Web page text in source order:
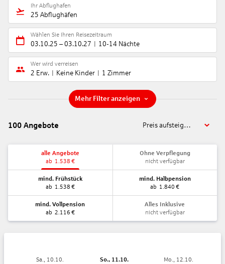
Ihr Abflughafen
25 Abflughäfen
Wählen Sie Ihren Reisezeitraum
03.10.25 – 03.10.27 10-14 Nächte
Wer wird verreisen
2 Erw. Keine Kinder 1 Zimmer
Mehr Filter anzeigen
100 Angebote Preis aufsteigend
alle Angebote
ab 1.538 €
Ohne Verpflegung
nicht verfügbar
mind. Frühstück
ab 1.538 €
mind. Halbpension
ab 1.840 €
mind. Vollpension
ab 2.116 €
Alles Inklusive
nicht verfügbar
Sa., 10.10. So., 11.10. Mo., 12.10.